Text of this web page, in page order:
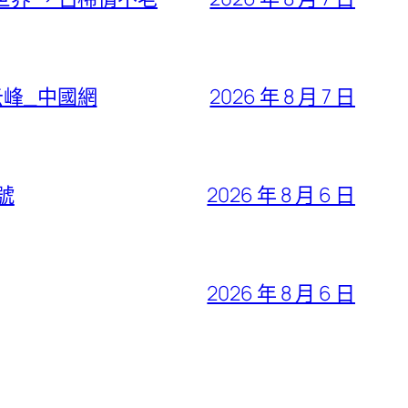
_中國網 2026 年 8 月 7 日
2026 年 8 月 6 日
2026 年 8 月 6 日